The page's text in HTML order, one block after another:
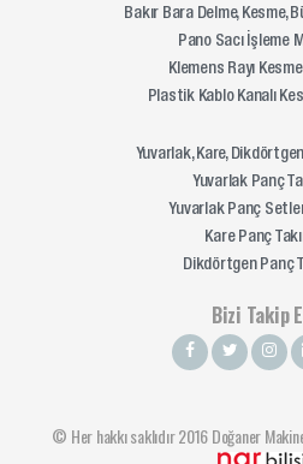
Bakır Bara Delme, Kesme,
Pano Sacı İşleme
Klemens Rayı
Plastik Kablo Kanalı
Yuvarlak, Kare,
Yuvarlak Panç
Yuvarlak Panç
Kare Panç
Dikdörtgen Panç
Bizi Takip
© Her hakkı saklıdır 2016 Doğaner